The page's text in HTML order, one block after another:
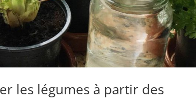
les légumes à partir des